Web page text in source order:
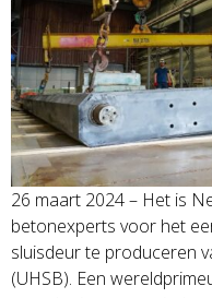
26 maart 2024 – Het is
betonexperts voor het
sluisdeur te produceren
(UHSB). Een